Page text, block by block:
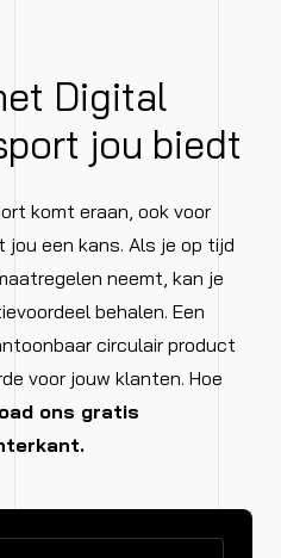
Digital
jou biedt
komt eraan, ook voor
jou een kans. Als je op tijd
neemt, kan je
behalen. Een
circulair product
voor jouw klanten. Hoe
ons gratis